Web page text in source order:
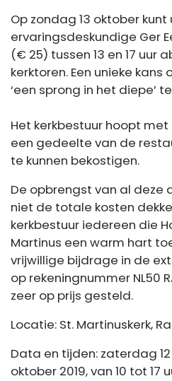
Op zondag 13 oktober
ervaringsdeskundige Ger
(€ 25) tussen 13 en 17 uur
kerktoren. Een unieke
‘een sprong in het diepe’
Het kerkbestuur hoopt
een gedeelte van de
te kunnen bekostigen.
De opbrengst van al deze
niet de totale kosten
kerkbestuur iedereen die
Martinus een warm hart
vrijwillige bijdrage in de
op rekeningnummer NL50
zeer op prijs gesteld.
Locatie: St. Martinuskerk,
Data en tijden: zaterdag
oktober 2019, van 10 tot 17